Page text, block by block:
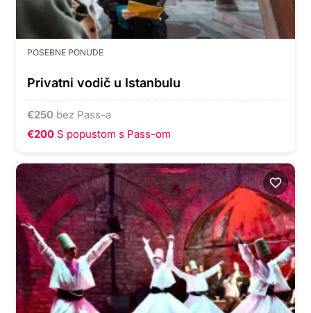
POSEBNE PONUDE
Privatni vodič u Istanbulu
€250 bez Pass-a
€200 S popustom s Pass-om